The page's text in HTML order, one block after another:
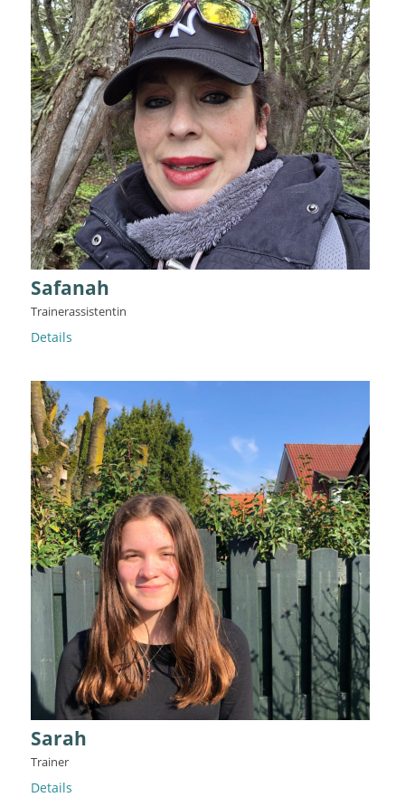
Safanah
Trainerassistentin
Details
Sarah
Trainer
Details